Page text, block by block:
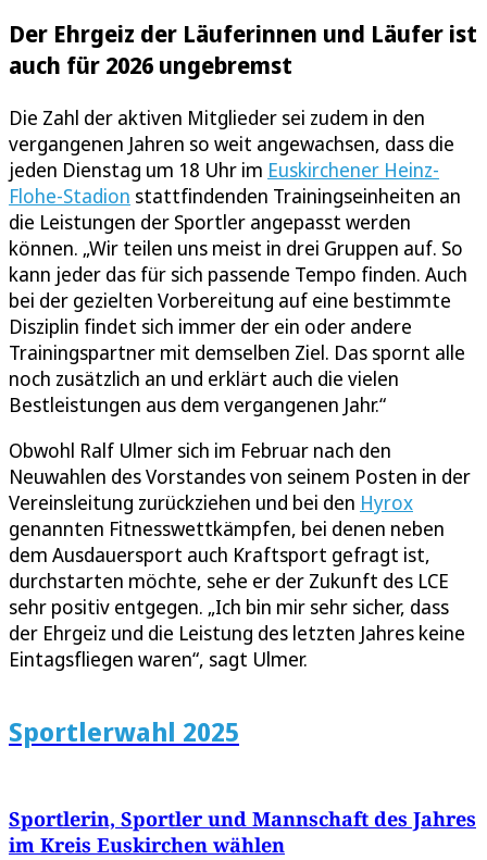
Der Ehrgeiz der Läuferinnen und Läufer ist
auch für 2026 ungebremst
Die Zahl der aktiven Mitglieder sei zudem in den
vergangenen Jahren so weit angewachsen, dass die
jeden Dienstag um 18 Uhr im Euskirchener Heinz-
Flohe-Stadion stattfindenden Trainingseinheiten an
die Leistungen der Sportler angepasst werden
können. „Wir teilen uns meist in drei Gruppen auf. So
kann jeder das für sich passende Tempo finden. Auch
bei der gezielten Vorbereitung auf eine bestimmte
Disziplin findet sich immer der ein oder andere
Trainingspartner mit demselben Ziel. Das spornt alle
noch zusätzlich an und erklärt auch die vielen
Bestleistungen aus dem vergangenen Jahr.“
Obwohl Ralf Ulmer sich im Februar nach den
Neuwahlen des Vorstandes von seinem Posten in der
Vereinsleitung zurückziehen und bei den Hyrox
genannten Fitnesswettkämpfen, bei denen neben
dem Ausdauersport auch Kraftsport gefragt ist,
durchstarten möchte, sehe er der Zukunft des LCE
sehr positiv entgegen. „Ich bin mir sehr sicher, dass
der Ehrgeiz und die Leistung des letzten Jahres keine
Eintagsfliegen waren“, sagt Ulmer.
Sportlerwahl 2025
Sportlerin, Sportler und Mannschaft des Jahres
im Kreis Euskirchen wählen